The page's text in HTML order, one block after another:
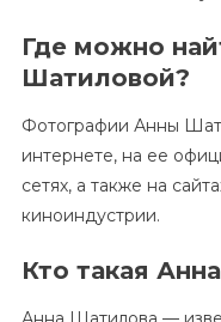
Где можно
Шатиловой?
Фотографии Анны
интернете, на ее
сетях, а также на
киноиндустрии.
Кто такая